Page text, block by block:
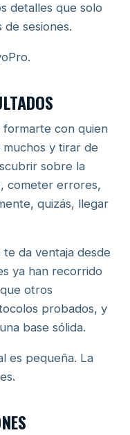
detalles que solo
sesiones.
formarte con quien
y tirar de
sobre la
cometer errores,
quizás, llegar
da ventaja desde
ya han recorrido
otros
probados, y
base sólida.
es pequeña. La